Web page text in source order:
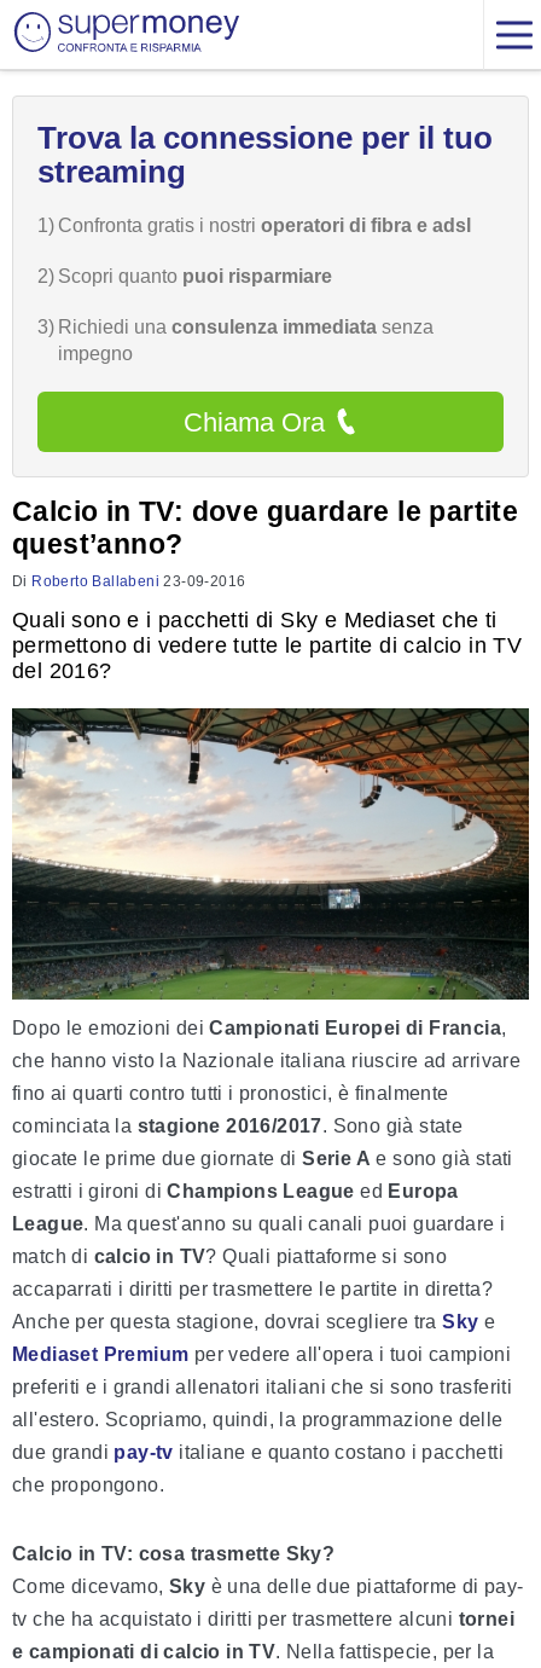
Trova la connessione per il tuo
streaming
1) Confronta gratis i nostri operatori di fibra e adsl
2) Scopri quanto puoi risparmiare
3) Richiedi una consulenza immediata senza
impegno
Chiama Ora
Calcio in TV: dove guardare le partite
quest’anno?
Di Roberto Ballabeni 23-09-2016
Quali sono e i pacchetti di Sky e Mediaset che ti
permettono di vedere tutte le partite di calcio in TV
del 2016?
Dopo le emozioni deiCampionati Europei di Francia,
che hanno visto la Nazionale italiana riuscire ad arrivare
fino ai quarti contro tutti i pronostici, è finalmente
cominciata la stagione 2016/2017. Sono già state
giocate le prime due giornate diSerie A e sono già stati
estratti i gironi diChampions League ed Europa
League. Ma quest'anno su quali canali puoi guardare i
match di calcio in TV? Quali piattaforme si sono
accaparrati i diritti per trasmettere le partite in diretta?
Anche per questa stagione, dovrai scegliere traSky e
Mediaset Premium per vedere all'opera i tuoi campioni
preferiti e i grandi allenatori italiani che si sono trasferiti
all'estero. Scopriamo, quindi, la programmazione delle
due grandi pay-tv italiane e quanto costano i pacchetti
che propongono.
Calcio in TV: cosa trasmette Sky?
Come dicevamo, Sky è una delle due piattaforme di pay-
tv che ha acquistato i diritti per trasmettere alcuni tornei
e campionati di calcio in TV. Nella fattispecie, per la